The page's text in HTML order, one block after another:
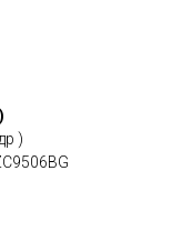
)